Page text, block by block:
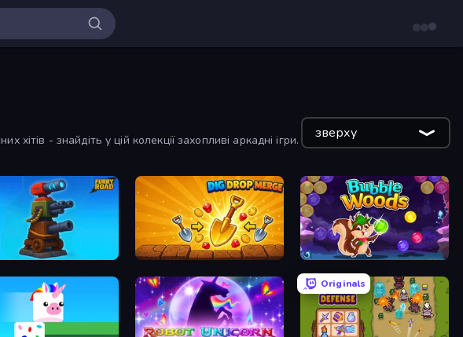
- знайдіть у цій колекції захопливі аркадні ігри. зверху
Road Dig Drop Merge Bubble Woods
Originals